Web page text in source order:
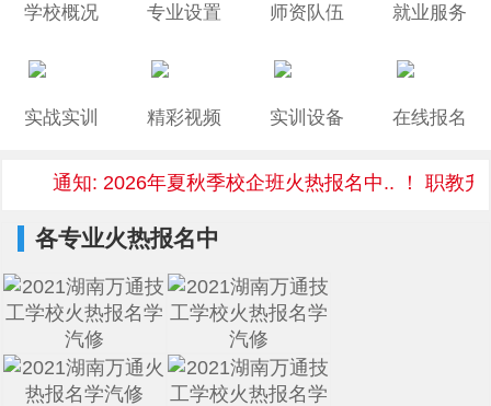
学校概况 专业设置 师资队伍 就业服务
实战实训 精彩视频 实训设备 在线报名
通知: 2026年夏秋季校企班火热报名中.. ！ 职教升学
各专业火热报名中